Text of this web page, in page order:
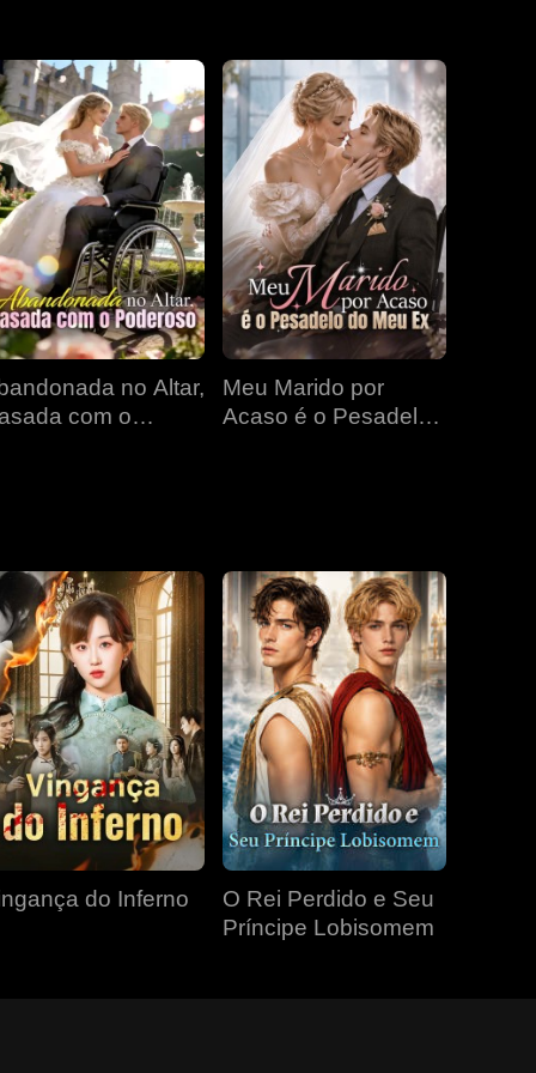
EP 34 EP 35 EP 36
EP 37 EP 38
EP 40
no Altar,
com o
Meu Marido por
Acaso é o Pesadelo
do Inferno
O Rei Perdido e Seu
Príncipe Lobisomem